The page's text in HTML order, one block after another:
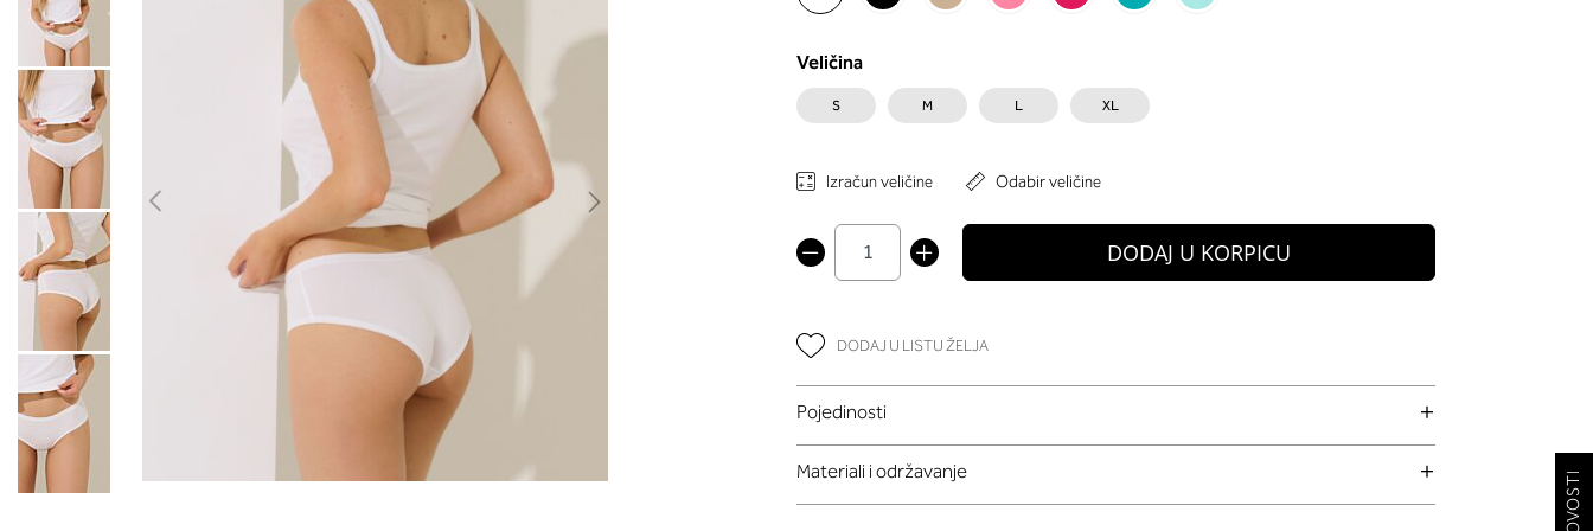
Veličina
S M L XL
Izračun veličine Odabir veličine
DODAJ U KORPICU
DODAJ U LISTU ŽELJA
Pojedinosti
Materiali i održavanje